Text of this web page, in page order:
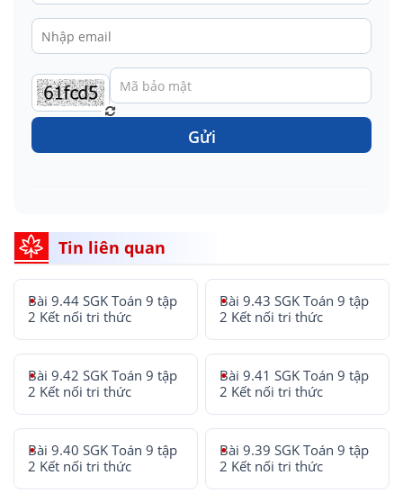
Gửi
Tin liên quan
Bài 9.44 SGK Toán 9 tập
2 Kết nối tri thức
Bài 9.43 SGK Toán 9 tập
2 Kết nối tri thức
Bài 9.42 SGK Toán 9 tập
2 Kết nối tri thức
Bài 9.41 SGK Toán 9 tập
2 Kết nối tri thức
Bài 9.40 SGK Toán 9 tập
2 Kết nối tri thức
Bài 9.39 SGK Toán 9 tập
2 Kết nối tri thức